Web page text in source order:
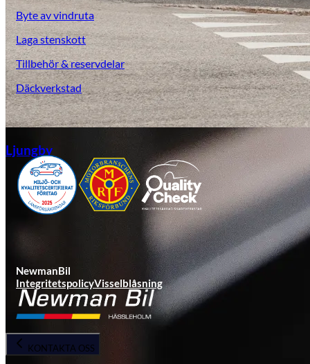
Ljungby
Byte av vindruta
Laga stenskott
Tillbehör & reservdelar
Däckverkstad
NewmanBil
IntegritetspolicyVisselblåsning
KONTAKTA OSS